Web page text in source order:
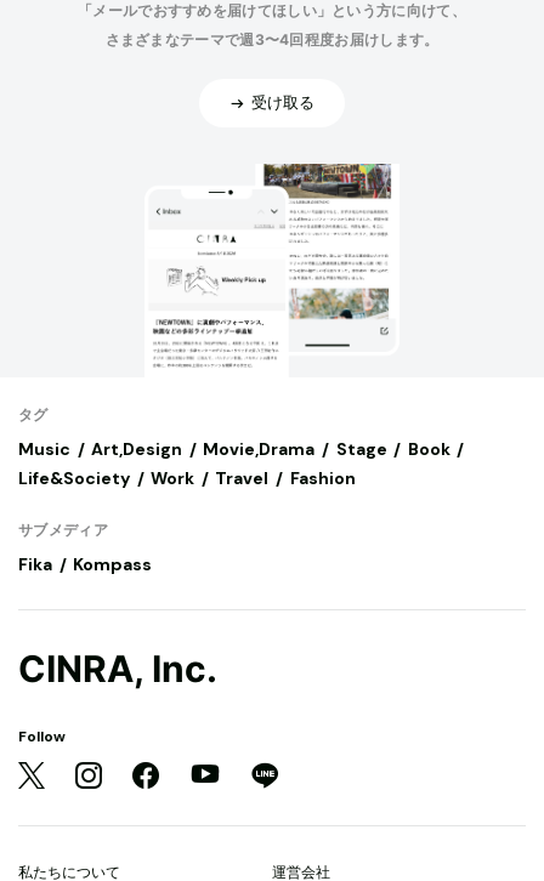
「メールでおすすめを届けてほしい」という方に向けて、
さまざまなテーマで週3〜4回程度お届けします。
受け取る
タグ
Music Art,Design Movie,Drama Stage
Book
Life&Society
Work Travel Fashion
サブメディア
Fika Kompass
CINRA, Inc.
Follow
私たちについて 運営会社